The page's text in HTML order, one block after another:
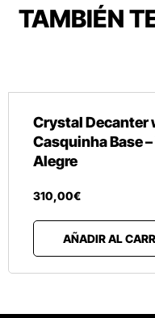
TAMBIÉN
Crystal Decanter
Casquinha Base
Alegre
310,00€
AÑADIR AL